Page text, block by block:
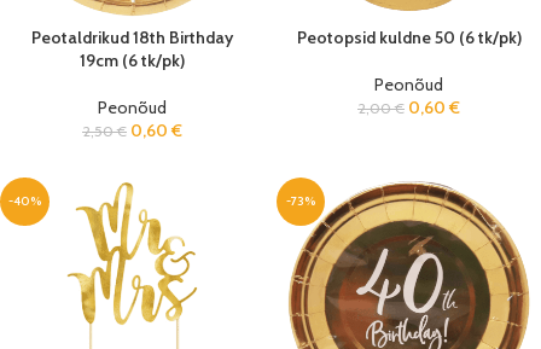
Peotaldrikud 18th Birthday
19cm (6 tk/pk)
Peonõud
2,50€ 0,60 €
Peotopsid kuldne 50 (6 tk/pk)
Peonõud
2,00€ 0,60 €
-40% -73%